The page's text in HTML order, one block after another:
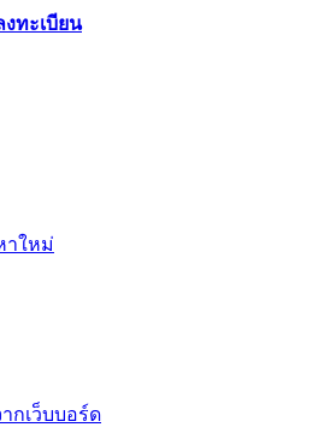
ทะเบียน
าใหม่
กเว็บบอร์ด